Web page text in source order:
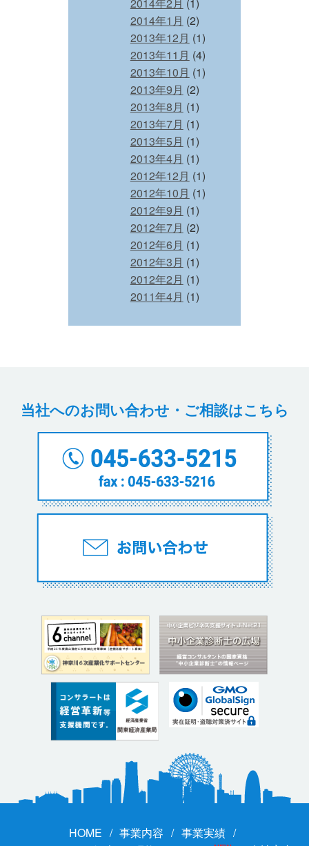
2014年1月 (2)
2013年12月 (1)
2013年11月 (4)
2013年10月 (1)
2013年9月 (2)
2013年8月 (1)
2013年7月 (1)
2013年5月 (1)
2013年4月 (1)
2012年12月 (1)
2012年10月 (1)
2012年9月 (1)
2012年7月 (2)
2012年6月 (1)
2012年3月 (1)
2012年2月 (1)
2011年4月 (1)
当社へのお問い合わせ・ご相談はこちら
HOME 事業内容
事業実績